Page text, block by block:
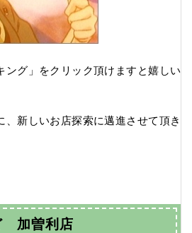
ング」をクリック頂けますと嬉しい
、新しいお店探索に邁進させて頂き
加曽利店